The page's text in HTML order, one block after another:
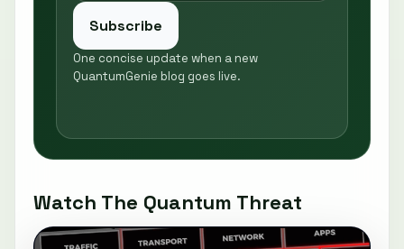
Subscribe
One concise update when a new
QuantumGenie blog goes live.
Watch The Quantum Threat